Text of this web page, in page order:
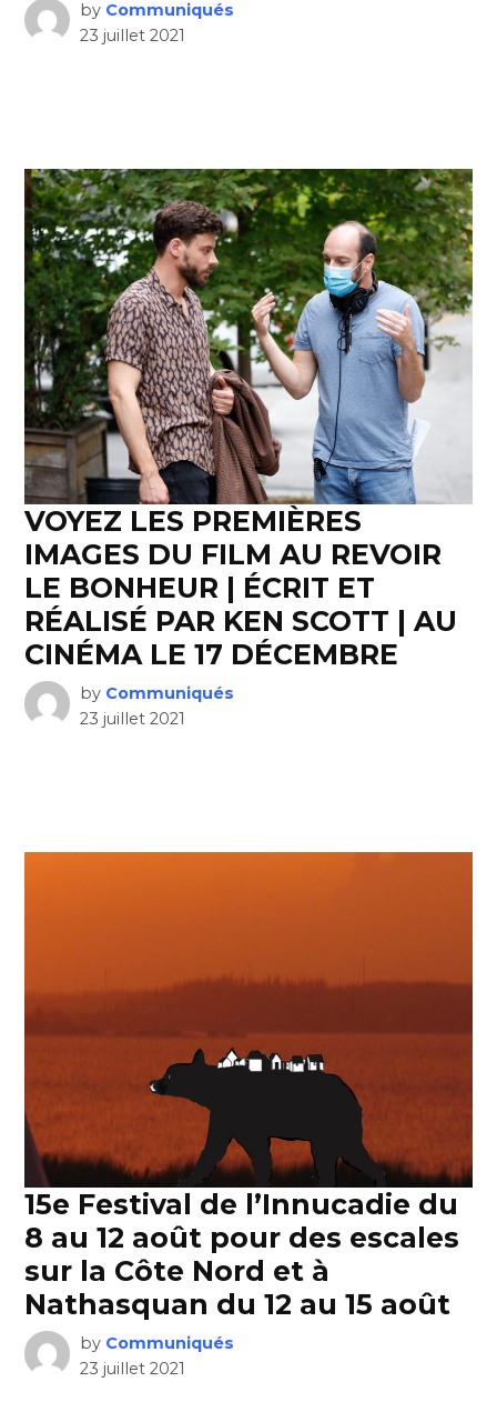
by Communiqués
23 juillet 2021
VOYEZ LES PREMIÈRES
IMAGES DU FILM AU REVOIR
LE BONHEUR | ÉCRIT ET
RÉALISÉ PAR KEN SCOTT | AU
CINÉMA LE 17 DÉCEMBRE
by Communiqués
23 juillet 2021
15e Festival de l’Innucadie du
8 au 12 août pour des escales
sur la Côte Nord et à
Nathasquan du 12 au 15 août
by Communiqués
23 juillet 2021